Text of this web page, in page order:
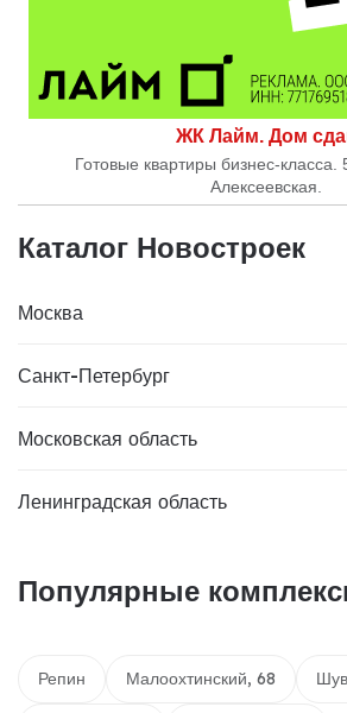
ЖК Лайм. Дом
Готовые квартиры бизнес-класса.
Алексеевская.
Каталог Новостроек
Москва
Санкт-Петербург
Московская область
Ленинградская область
Популярные
Репин Малоохтинский, 68